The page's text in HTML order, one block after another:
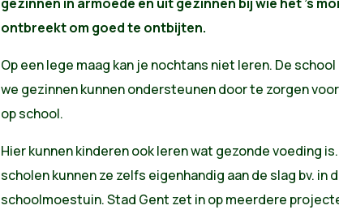
ontbreekt om goed te ontbijten.
Op een lege maag kan je nochtans niet leren. De school
we gezinnen kunnen ondersteunen door te zorgen
op school.
Hier kunnen kinderen ook leren wat gezonde voeding
scholen kunnen ze zelfs eigenhandig aan de slag bv. in
schoolmoestuin. Stad Gent zet in op meerdere